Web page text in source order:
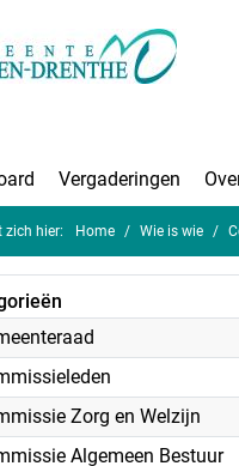
Vergaderingen
zich hier: Home Wie is wie
Zorg en Welzijn
Algemeen Bestuur